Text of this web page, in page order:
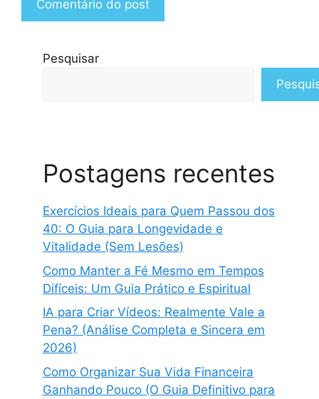
Pesquisar
Postagens recentes
Exercícios Ideais para Quem Passou dos
40: O Guia para Longevidade e
Vitalidade (Sem Lesões)
Como Manter a Fé Mesmo em Tempos
Difíceis: Um Guia Prático e Espiritual
IA para Criar Vídeos: Realmente Vale a
Pena? (Análise Completa e Sincera em
2026)
Como Organizar Sua Vida Financeira
Ganhando Pouco (O Guia Definitivo para